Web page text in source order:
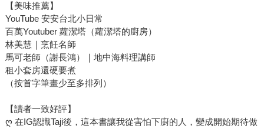
【美味推薦】
YouTube 安安台北小日常
百萬Youtuber 蘿潔塔（蘿潔塔的廚房）
林美慧｜烹飪名師
馬可老師（謝長鴻）｜地中海料理講師
租小套房還硬要煮
（按首字筆畫少至多排列）
【讀者一致好評】
ღ 在IG認識Taji後，這本書讓我從害怕下廚的人，變成開始期待做